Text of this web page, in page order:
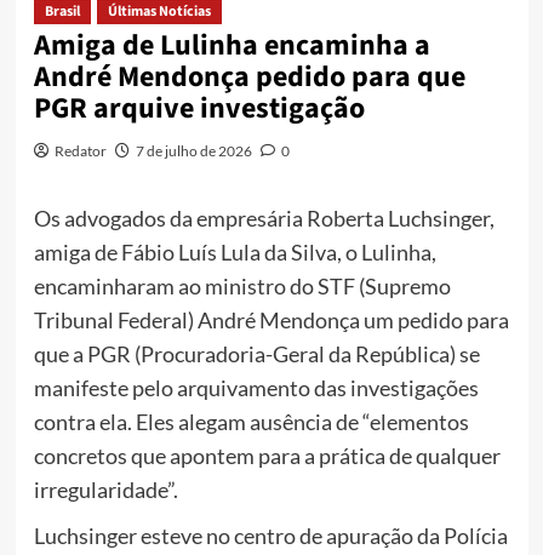
Brasil Últimas Notícias
Amiga de Lulinha encaminha a
André Mendonça pedido para que
PGR arquive investigação
Redator 7 de julho de 2026 0
Os advogados da empresária Roberta Luchsinger,
amiga de Fábio Luís Lula da Silva, o Lulinha,
encaminharam ao ministro do STF (Supremo
Tribunal Federal) André Mendonça um pedido para
que a PGR (Procuradoria-Geral da República) se
manifeste pelo arquivamento das investigações
contra ela. Eles alegam ausência de “elementos
concretos que apontem para a prática de qualquer
irregularidade”.
Luchsinger esteve no centro de apuração da Polícia